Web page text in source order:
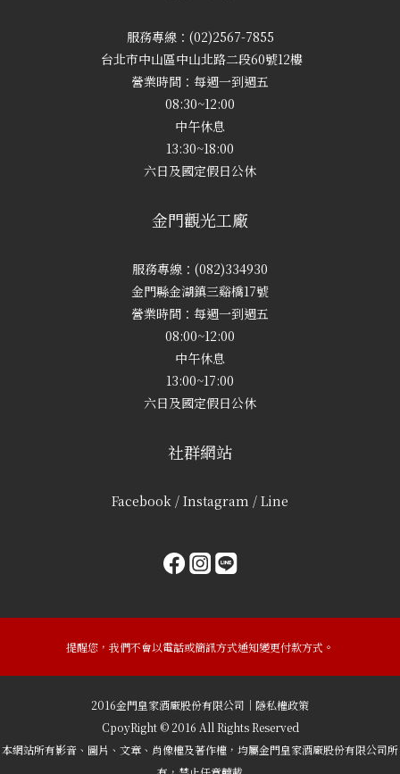
服務專線：(02)2567-7855
台北市中山區中山北路二段60號12樓
營業時間：每週一到週五
08:30~12:00
中午休息
13:30~18:00
六日及國定假日公休
金門觀光工廠
服務專線：(082)334930
金門縣金湖鎮三谿橋17號
營業時間：每週一到週五
08:00~12:00
中午休息
13:00~17:00
六日及國定假日公休
社群網站
Facebook / Instagram / Line
提醒您，我們不會以電話或簡訊方式通知變更付款方式。
2016金門皇家酒廠股份有限公司｜隱私權政策
CpoyRight © 2016 All Rights Reserved
本網站所有影音、圖片、文章、肖像權及著作權，均屬金門皇家酒廠股份有限公司所